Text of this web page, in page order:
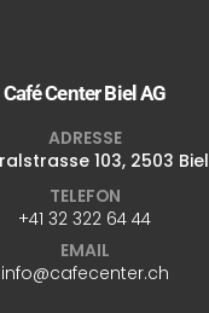
Café Center Biel AG
ADRESSE
103, 2503 Biel
TELEFON
+41 32 322 64 44
EMAIL
info@cafecenter.ch